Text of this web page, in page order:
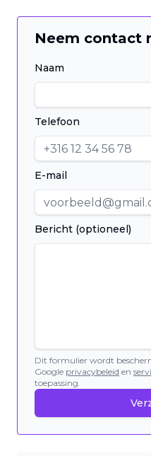
Neem contact
Naam
Telefoon
E-mail
Bericht (optioneel)
Dit formulier wordt
Google privacybeleid en
toepassing.